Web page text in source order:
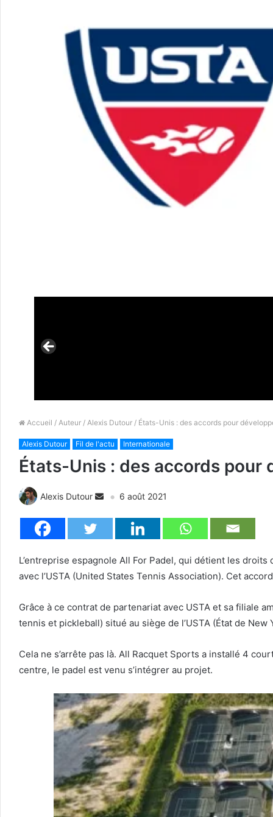
Accueil / Auteur / Alexis Dutour / États-Unis : des accords pour
Alexis Dutour Fil de l'actu Internationale
États-Unis : des accords pour
Alexis Dutour 6 août 2021
L’entreprise espagnole All For Padel, qui détient les
avec l’USTA (United States Tennis Association). Cet
Grâce à ce contrat de partenariat avec USTA et sa filiale
tennis et pickleball) situé au siège de l’USTA (État de New
Cela ne s’arrête pas là. All Racquet Sports a installé 4
centre, le padel est venu s’intégrer au projet.